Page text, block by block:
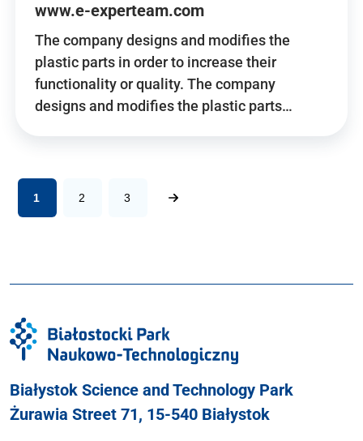
www.e-experteam.com
The company designs and modifies the
plastic parts in order to increase their
functionality or quality. The company
designs and modifies the plastic parts…
1 2 3
Białystok Science and Technology Park
Żurawia Street 71, 15-540 Białystok